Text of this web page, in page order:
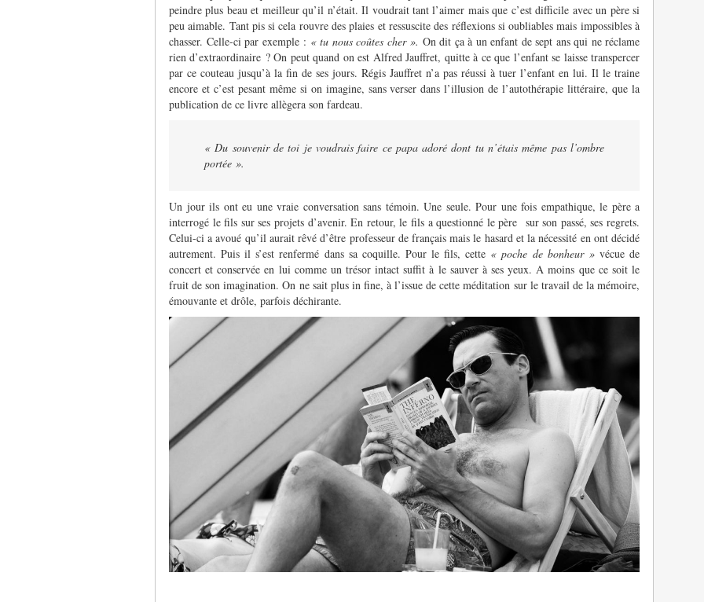
peindre plus beau et meilleur qu’il n’était. Il voudrait tant l’aimer mais que c’est difficile avec un père si
peu aimable. Tant pis si cela rouvre des plaies et ressuscite des réflexions si oubliables mais impossibles à
chasser. Celle-ci par exemple : « tu nous coûtes cher ». On dit ça à un enfant de sept ans qui ne réclame
rien d’extraordinaire ? On peut quand on est Alfred Jauffret, quitte à ce que l’enfant se laisse transpercer
par ce couteau jusqu’à la fin de ses jours. Régis Jauffret n’a pas réussi à tuer l’enfant en lui. Il le traine
encore et c’est pesant même si on imagine, sans verser dans l’illusion de l’autothérapie littéraire, que la
publication de ce livre allègera son fardeau.
« Du souvenir de toi je voudrais faire ce papa adoré dont tu n’étais même pas l’ombre
portée ».
Un jour ils ont eu une vraie conversation sans témoin. Une seule. Pour une fois empathique, le père a
interrogé le fils sur ses projets d’avenir. En retour, le fils a questionné le père sur son passé, ses regrets.
Celui-ci a avoué qu’il aurait rêvé d’être professeur de français mais le hasard et la nécessité en ont décidé
autrement. Puis il s’est renfermé dans sa coquille. Pour le fils, cette « poche de bonheur »vécue de
concert et conservée en lui comme un trésor intact suffit à le sauver à ses yeux. A moins que ce soit le
fruit de son imagination. On ne sait plus in fine, à l’issue de cette méditation sur le travail de la mémoire,
émouvante et drôle, parfois déchirante.